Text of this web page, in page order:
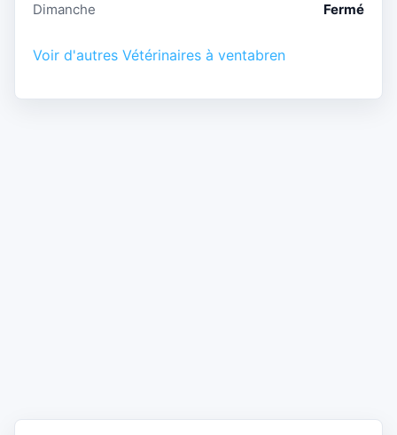
Dimanche
Fermé
Voir d'autres Vétérinaires à ventabren